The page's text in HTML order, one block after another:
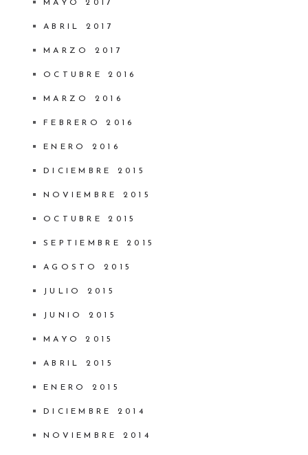
MAYO 2017
ABRIL 2017
MARZO 2017
OCTUBRE 2016
MARZO 2016
FEBRERO 2016
ENERO 2016
DICIEMBRE 2015
NOVIEMBRE 2015
OCTUBRE 2015
SEPTIEMBRE 2015
AGOSTO 2015
JULIO 2015
JUNIO 2015
MAYO 2015
ABRIL 2015
ENERO 2015
DICIEMBRE 2014
NOVIEMBRE 2014